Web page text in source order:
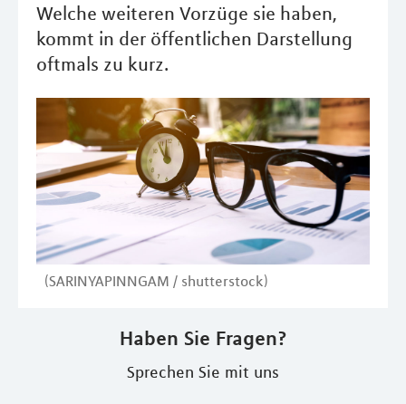
Welche weiteren Vorzüge sie haben,
kommt in der öffentlichen Darstellung
oftmals zu kurz.
(SARINYAPINNGAM / shutterstock)
Haben Sie Fragen?
Sprechen Sie mit uns